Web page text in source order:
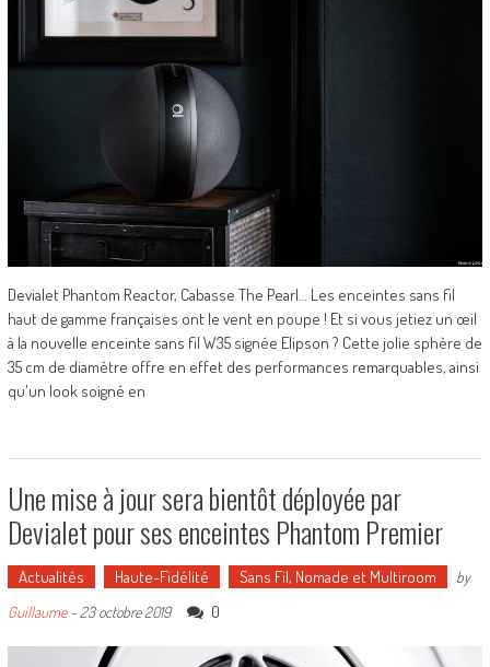
Devialet Phantom Reactor, Cabasse The Pearl… Les enceintes sans fil
haut de gamme françaises ont le vent en poupe ! Et si vous jetiez un œil
à la nouvelle enceinte sans fil W35 signée Elipson ? Cette jolie sphère de
35 cm de diamètre offre en effet des performances remarquables, ainsi
qu'un look soigné en
Une mise à jour sera bientôt déployée par
Devialet pour ses enceintes Phantom Premier
Actualités Haute-Fidélité Sans Fil, Nomade et Multiroom
by
Guillaume- 23 octobre 2019 0